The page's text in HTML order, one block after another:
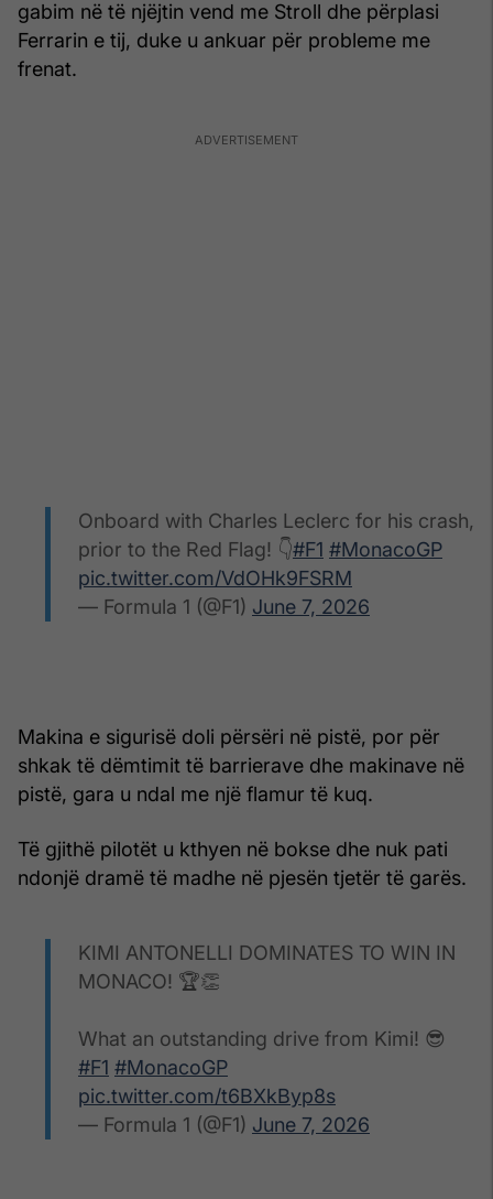
gabim në të njëjtin vend me Stroll dhe përplasi
Ferrarin e tij, duke u ankuar për probleme me
frenat.
Onboard with Charles Leclerc for his crash,
prior to the Red Flag! 👇#F1 #MonacoGP
pic.twitter.com/VdOHk9FSRM
— Formula 1 (@F1) June 7, 2026
Makina e sigurisë doli përsëri në pistë, por për
shkak të dëmtimit të barrierave dhe makinave në
pistë, gara u ndal me një flamur të kuq.
Të gjithë pilotët u kthyen në bokse dhe nuk pati
ndonjë dramë të madhe në pjesën tjetër të garës.
KIMI ANTONELLI DOMINATES TO WIN IN
MONACO! 🏆👏
What an outstanding drive from Kimi! 😎
#F1 #MonacoGP
pic.twitter.com/t6BXkByp8s
— Formula 1 (@F1) June 7, 2026